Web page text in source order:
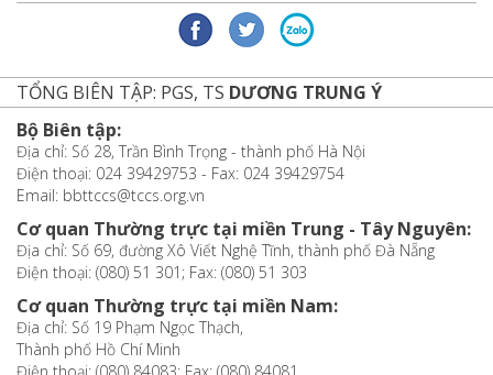
TỔNG BIÊN TẬP: PGS, TS DƯƠNG TRUNG Ý
Bộ Biên tập:
Địa chỉ: Số 28, Trần Bình Trọng - thành phố Hà Nội
Điện thoại: 024 39429753 - Fax: 024 39429754
Email: bbttccs@tccs.org.vn
Cơ quan Thường trực tại miền Trung - Tây Nguyên:
Địa chỉ: Số 69, đường Xô Viết Nghệ Tĩnh, thành phố Đà Nẵng
Điện thoại: (080) 51 301; Fax: (080) 51 303
Cơ quan Thường trực tại miền Nam:
Địa chỉ: Số 19 Phạm Ngọc Thạch,
Thành phố Hồ Chí Minh
Điện thoại: (080) 84083; Fax: (080) 84081